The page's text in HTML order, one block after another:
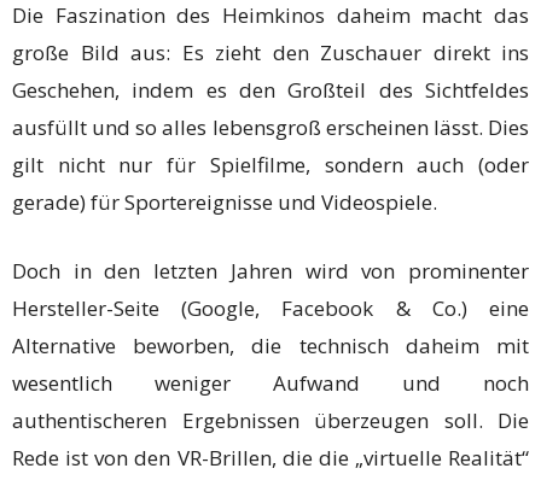
Die Faszination des Heimkinos daheim macht das
große Bild aus: Es zieht den Zuschauer direkt ins
Geschehen, indem es den Großteil des Sichtfeldes
ausfüllt und so alles lebensgroß erscheinen lässt. Dies
gilt nicht nur für Spielfilme, sondern auch (oder
gerade) für Sportereignisse und Videospiele.
Doch in den letzten Jahren wird von prominenter
Hersteller-Seite (Google, Facebook & Co.) eine
Alternative beworben, die technisch daheim mit
wesentlich weniger Aufwand und noch
authentischeren Ergebnissen überzeugen soll. Die
Rede ist von den VR-Brillen, die die „virtuelle Realität“